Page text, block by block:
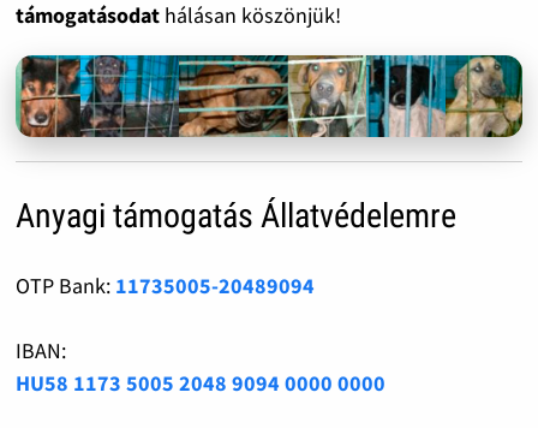
támogatásodat hálásan köszönjük!
Anyagi támogatás Állatvédelemre
OTP Bank: 11735005-20489094
IBAN:
HU58 1173 5005 2048 9094 0000 0000